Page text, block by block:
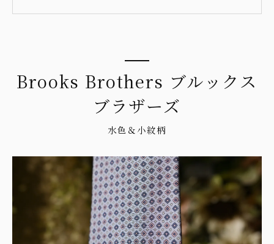
Brooks Brothers ブルックス
ブラザーズ
水色＆小紋柄